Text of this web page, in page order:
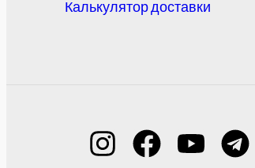
Калькулятор доставки